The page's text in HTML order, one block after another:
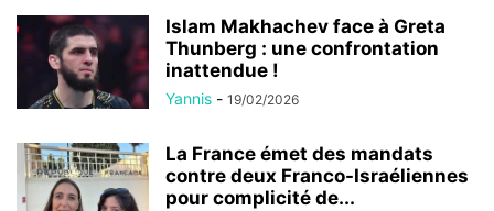
Islam Makhachev face à Greta
Thunberg : une confrontation
inattendue !
Yannis - 19/02/2026
La France émet des mandats
contre deux Franco-Israéliennes
pour complicité de...